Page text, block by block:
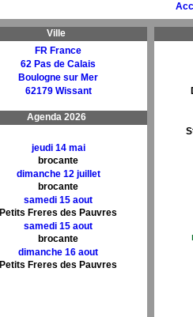
Ville
FR France
62 Pas de Calais
Boulogne sur Mer
62179 Wissant
Agenda 2026
jeudi 14 mai
brocante
dimanche 12 juillet
brocante
samedi 15 aout
Petits Freres des Pauvres
samedi 15 aout
brocante
dimanche 16 aout
Petits Freres des Pauvres